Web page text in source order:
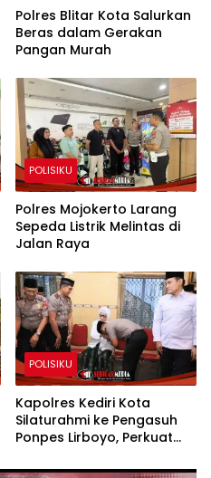
Polres Blitar Kota Salurkan
Beras dalam Gerakan
Pangan Murah
POLISIKU
Polres Mojokerto Larang
Sepeda Listrik Melintas di
Jalan Raya
POLISIKU
Kapolres Kediri Kota
Silaturahmi ke Pengasuh
Ponpes Lirboyo, Perkuat